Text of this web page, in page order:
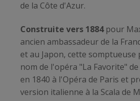
de la Côte d'Azur.
Construite vers 1884pour
ancien ambassadeur de la
et au Japon, cette
nom de l'opéra "La Favorite"
en 1840 à l'Opéra de Paris et
version italienne à la Scala de